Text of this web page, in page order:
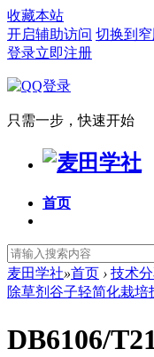
收藏本站
开启辅助访问 切换到窄
登录立即注册
只需一步，快速开始
首页
麦田学社»首页 › 技术
除草剂谷子轻简化栽培
DB6106/